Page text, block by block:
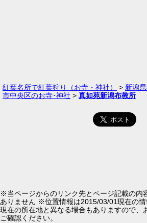
紅葉名所で紅葉狩り（お寺・神社） > 新潟
市中央区のお寺･神社 > 真如苑新潟布教所
※当ページからのリンク先とページ記載の内
ありません ※位置情報は2015/03/01現在の情
現在の所在地と異なる場合もありますので、
ご確認ください。